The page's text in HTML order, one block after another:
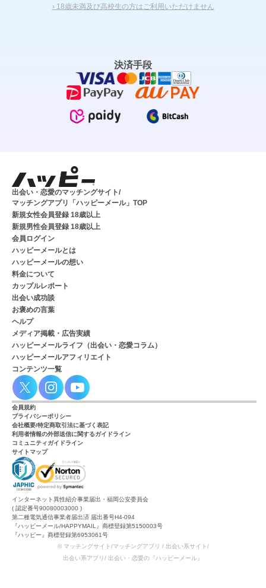
› 18歳未満及び高校生の方はご利用いただけません
決済手段
出会い・恋愛のマッチングサイト/
マッチングアプリ「ハッピーメール」TOP
新規女性会員登録 18歳以上
新規男性会員登録 18歳以上
会員ログイン
ハッピーメールとは
ハッピーメールの想い
料金について
カップルレポート
出会い成功談
お褒めの言葉
ヘルプ
メディア掲載・広告実績
ハッピーメールライフ（出会い・恋愛コラム）
ハッピーメールアフィリエイト
コンテンツ一覧
会員規約
プライバシーポリシー
会社概要/特定商取引法に基づく表記
利用者情報の外部送信に関するガイドライン
コミュニティガイドライン
サイトマップ
インターネット異性紹介事業届出・福岡公安委員会
( 認定番号90080003000 )
第二種電気通信事業者届出済 届出番号H4-094
『ハッピーメール/HAPPYMAIL』商標登録第5150003号
『ハッピー』商標登録第6953061号
© マッチングサイト/マッチングアプリ / 出会い系サイト/
出会い系アプリ/ 出会い・恋愛の『ハッピーメール』